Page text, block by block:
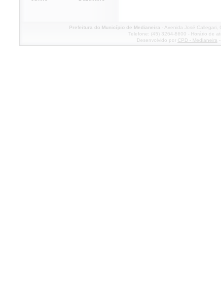
Prefeitura do Município de Medianeira - Avenida José
Telefone: (45) 3264-8600 - Horário de
Desenvolvido por CPD - Medianeira